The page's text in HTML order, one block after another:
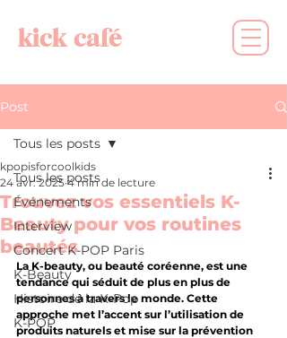
kick café
Post
Tous les posts
Événements
Interview
Concert K-POP Paris
K-Beauty
Histoire de la K-Pop
K-POP
Tous les posts
Trouvez vos essentiels K-
Beauty pour vos routines
beautés
kpopisforcoolkids
24 avr. 2025 4 min de lecture
La K-beauty, ou beauté coréenne, est une
tendance qui séduit de plus en plus de
personnes à travers le monde. Cette
approche met l’accent sur l’utilisation de
produits naturels et mise sur la prévention